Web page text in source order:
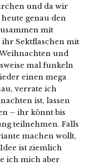
und da wir
genau den
mit
ihr Sektflaschen mit
und
mal funkeln
einen mega
verrate ich
ist, lassen
– ihr könnt bis
teilnehmen. Falls
machen wollt,
ist ziemlich
ich mich aber